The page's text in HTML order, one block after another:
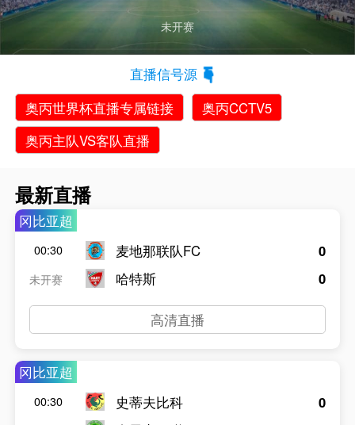
未开赛
直播信号源
奥丙世界杯直播专属链接
奥丙CCTV5
奥丙主队VS客队直播
最新直播
冈比亚超
00:30
未开赛
麦地那联队FC
哈特斯
0
0
高清直播
冈比亚超
00:30
史蒂夫比科
0